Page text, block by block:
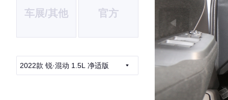
车展/其他 官方
2022款 锐·混动 1.5L 净适版